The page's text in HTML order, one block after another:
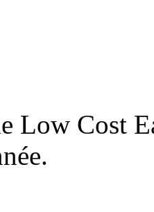
Low Cost